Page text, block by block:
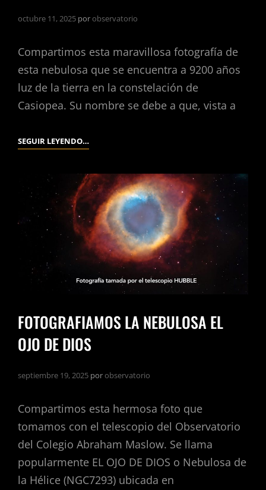
octubre 11, 2025 porobservatorio
Compartimos esta maravillosa fotografía de
esta nebulosa que se encuentra a 9200 años
luz de la tierra en la constelación de
Casiopea. Su nombre se debe a que, vista a
SEGUIR LEYENDO…
FOTOGRAFIAMOS LA NEBULOSA EL
OJO DE DIOS
septiembre 19, 2025 porobservatorio
Compartimos esta hermosa foto que
tomamos con el telescopio del Observatorio
del Colegio Abraham Maslow. Se llama
popularmente EL OJO DE DIOS o Nebulosa de
la Hélice (NGC7293) ubicada en